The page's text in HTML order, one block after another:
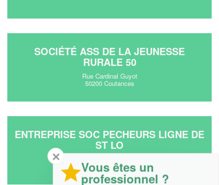
SOCIÉTÉ ASS DE LA JEUNESSE
RURALE 50
Rue Cardinal Guyot
50200 Coutances
ENTREPRISE SOC PECHEURS LIGNE DE
ST LO
50000 Saint-Lo
✕
Vous êtes un
professionnel ?